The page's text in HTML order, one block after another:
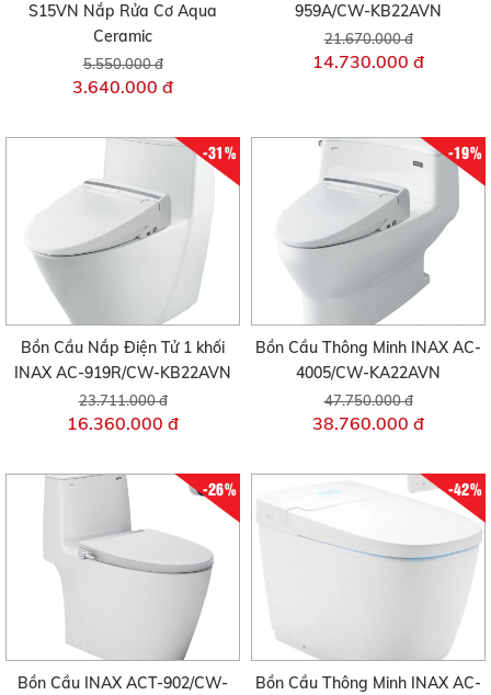
S15VN Nắp Rửa Cơ Aqua
Ceramic
5.550.000 đ
3.640.000 đ
959A/CW-KB22AVN
21.670.000 đ
14.730.000 đ
-31%
Bồn Cầu Nắp Điện Tử 1 khối
INAX AC-919R/CW-KB22AVN
23.711.000 đ
16.360.000 đ
-19%
Bồn Cầu Thông Minh INAX AC-
4005/CW-KA22AVN
47.750.000 đ
38.760.000 đ
-26%
Bồn Cầu INAX ACT-902/CW-
-42%
Bồn Cầu Thông Minh INAX AC-